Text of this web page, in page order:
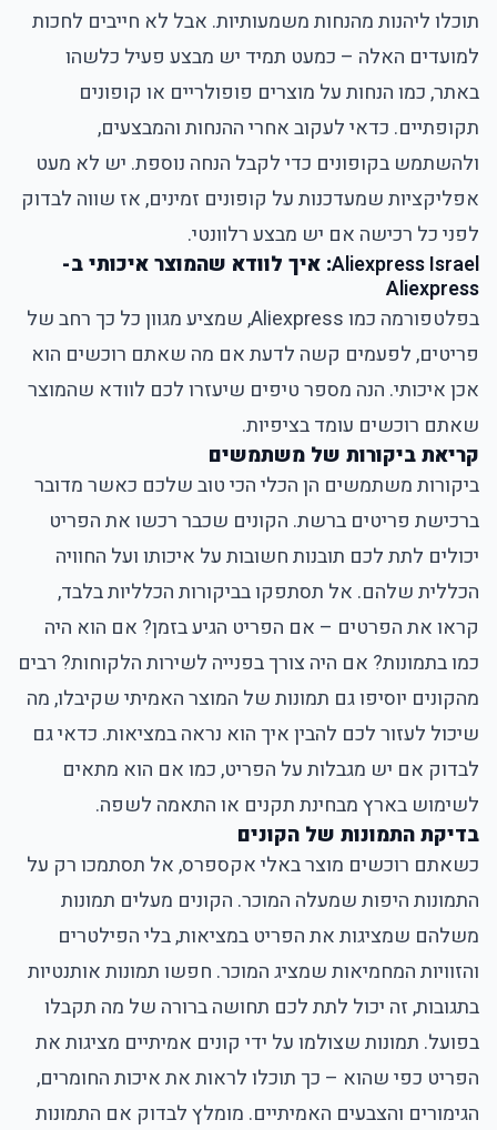
תוכלו ליהנות מהנחות משמעותיות. אבל לא חייבים לחכות
למועדים האלה – כמעט תמיד יש מבצע פעיל כלשהו
באתר, כמו הנחות על מוצרים פופולריים או קופונים
תקופתיים. כדאי לעקוב אחרי ההנחות והמבצעים,
ולהשתמש בקופונים כדי לקבל הנחה נוספת. יש לא מעט
אפליקציות שמעדכנות על קופונים זמינים, אז שווה לבדוק
לפני כל רכישה אם יש מבצע רלוונטי.
Aliexpress Israel: איך לוודא שהמוצר איכותי ב-
Aliexpress
בפלטפורמה כמוAliexpress, שמציע מגוון כל כך רחב של
פריטים, לפעמים קשה לדעת אם מה שאתם רוכשים הוא
אכן איכותי. הנה מספר טיפים שיעזרו לכם לוודא שהמוצר
שאתם רוכשים עומד בציפיות.
קריאת ביקורות של משתמשים
ביקורות משתמשים הן הכלי הכי טוב שלכם כאשר מדובר
ברכישת פריטים ברשת. הקונים שכבר רכשו את הפריט
יכולים לתת לכם תובנות חשובות על איכותו ועל החוויה
הכללית שלהם. אל תסתפקו בביקורות הכלליות בלבד,
קראו את הפרטים – אם הפריט הגיע בזמן? אם הוא היה
כמו בתמונות? אם היה צורך בפנייה לשירות הלקוחות? רבים
מהקונים יוסיפו גם תמונות של המוצר האמיתי שקיבלו, מה
שיכול לעזור לכם להבין איך הוא נראה במציאות. כדאי גם
לבדוק אם יש מגבלות על הפריט, כמו אם הוא מתאים
לשימוש בארץ מבחינת תקנים או התאמה לשפה.
בדיקת התמונות של הקונים
כשאתם רוכשים מוצר באלי אקספרס, אל תסתמכו רק על
התמונות היפות שמעלה המוכר. הקונים מעלים תמונות
משלהם שמציגות את הפריט במציאות, בלי הפילטרים
והזוויות המחמיאות שמציג המוכר. חפשו תמונות אותנטיות
בתגובות, זה יכול לתת לכם תחושה ברורה של מה תקבלו
בפועל. תמונות שצולמו על ידי קונים אמיתיים מציגות את
הפריט כפי שהוא – כך תוכלו לראות את איכות החומרים,
הגימורים והצבעים האמיתיים. מומלץ לבדוק אם התמונות